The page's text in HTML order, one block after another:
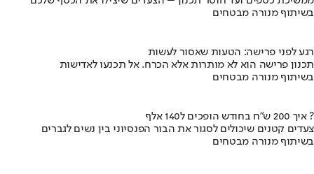
בשיתוף מנורה מבטחים
רגע לפני פרישה: הטעות שאסור לעשות
תכנון פרישה הוא לא מותרות אלא הכרח. אל תכנעו לאדישות
בשיתוף מנורה מבטחים
איך 200 ש"ח בחודש הופכים ל140 אלף ?
צעדים קטנים שיכולים לסגור את הבור הפנסיוני בין נשים לגברים
בשיתוף מנורה מבטחים